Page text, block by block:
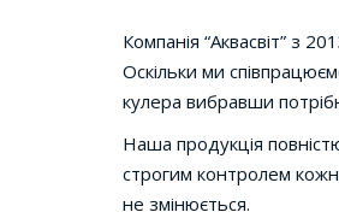
Компанія “Аквасвіт” з
Оскільки ми
кулера вибравши
Наша продукція
строгим контролем
не змінюється.